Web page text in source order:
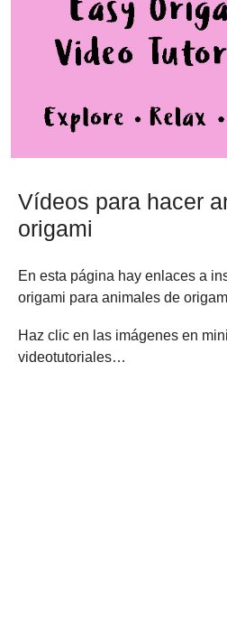
Vídeos para hacer
origami
En esta página hay enlaces a
origami para animales de
Haz clic en las imágenes en
videotutoriales…